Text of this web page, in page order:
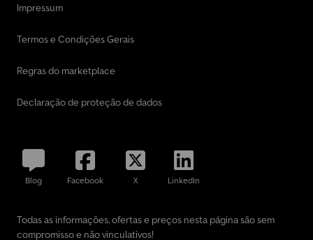
Impressum
Termos e Condições Gerais
Regras do marketplace
Declaração de proteção de dados
Blog Facebook X LinkedIn
Todas as informações, ofertas e preços nesta página são sem
compromisso e não vinculativos!